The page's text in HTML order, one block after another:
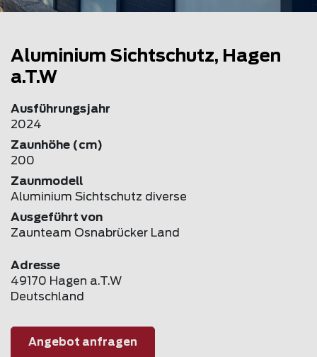
Aluminium Sichtschutz, Hagen
a.T.W
Ausführungsjahr
2024
Zaunhöhe (cm)
200
Zaunmodell
Aluminium Sichtschutz diverse
Ausgeführt von
Zaunteam Osnabrücker Land
Adresse
49170 Hagen a.T.W
Deutschland
Angebot anfragen